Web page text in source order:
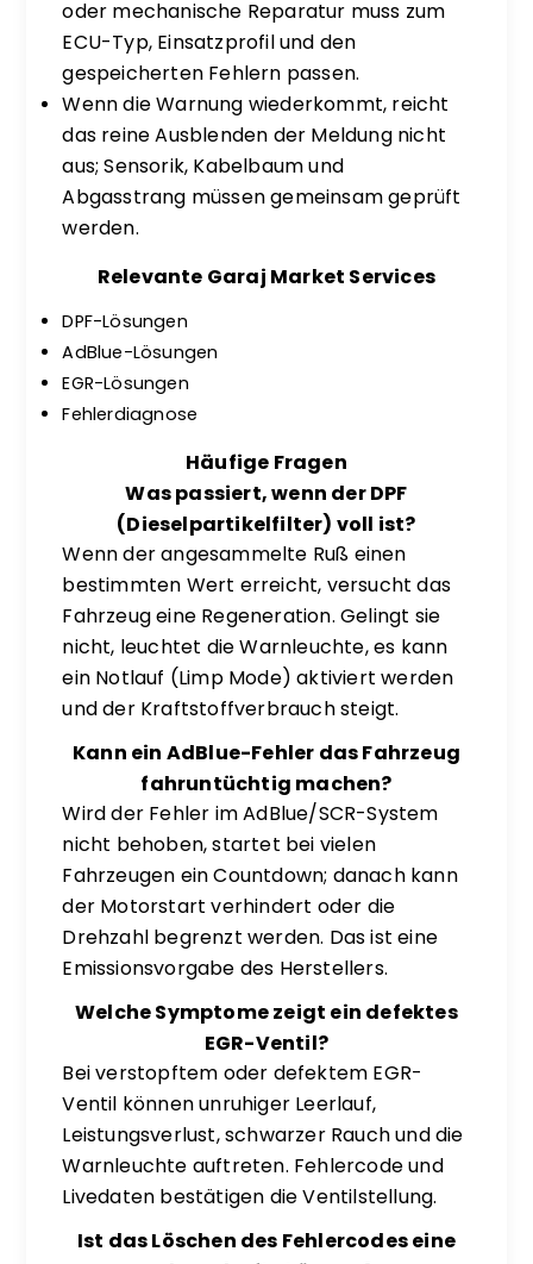
oder mechanische Reparatur muss zum
ECU-Typ, Einsatzprofil und den
gespeicherten Fehlern passen.
Wenn die Warnung wiederkommt, reicht
das reine Ausblenden der Meldung nicht
aus; Sensorik, Kabelbaum und
Abgasstrang müssen gemeinsam geprüft
werden.
Relevante Garaj Market Services
DPF-Lösungen
AdBlue-Lösungen
EGR-Lösungen
Fehlerdiagnose
Häufige Fragen
Was passiert, wenn der DPF
(Dieselpartikelfilter) voll ist?
Wenn der angesammelte Ruß einen
bestimmten Wert erreicht, versucht das
Fahrzeug eine Regeneration. Gelingt sie
nicht, leuchtet die Warnleuchte, es kann
ein Notlauf (Limp Mode) aktiviert werden
und der Kraftstoffverbrauch steigt.
Kann ein AdBlue-Fehler das Fahrzeug
fahruntüchtig machen?
Wird der Fehler im AdBlue/SCR-System
nicht behoben, startet bei vielen
Fahrzeugen ein Countdown; danach kann
der Motorstart verhindert oder die
Drehzahl begrenzt werden. Das ist eine
Emissionsvorgabe des Herstellers.
Welche Symptome zeigt ein defektes
EGR-Ventil?
Bei verstopftem oder defektem EGR-
Ventil können unruhiger Leerlauf,
Leistungsverlust, schwarzer Rauch und die
Warnleuchte auftreten. Fehlercode und
Livedaten bestätigen die Ventilstellung.
Ist das Löschen des Fehlercodes eine